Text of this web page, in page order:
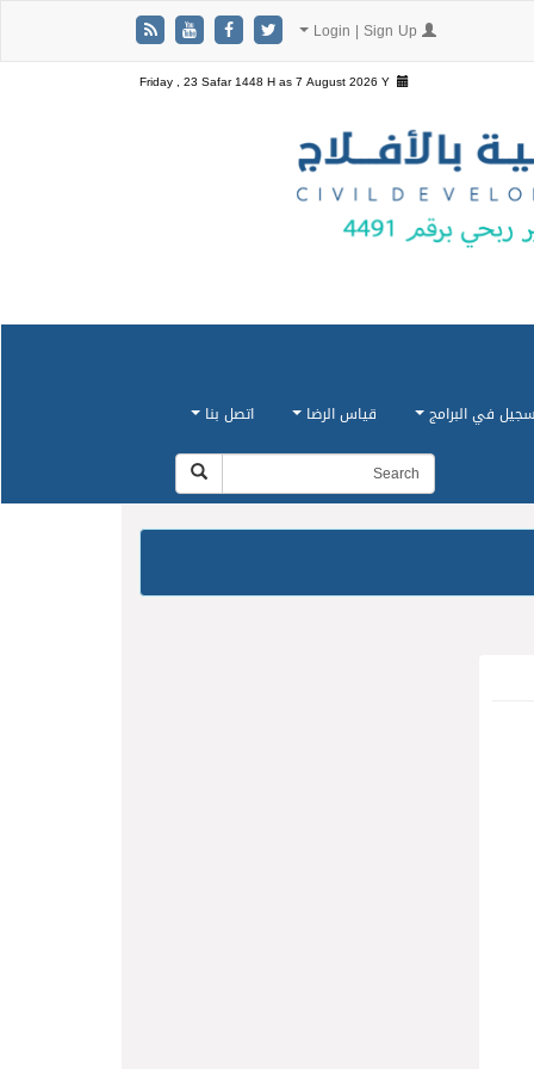
Friday , 23 Safar 1448 H as7 August 2026 Y
في البرامج قياس الرضا اتصل بنا